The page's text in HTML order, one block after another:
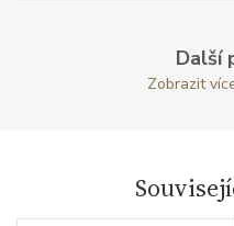
Materiál korunky
Další
Zobrazit